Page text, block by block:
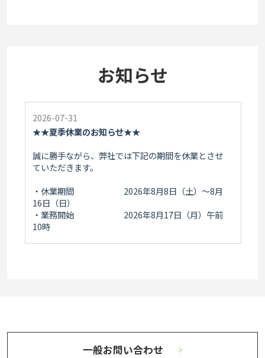
お知らせ
2026-07-31
★★夏季休業のお知らせ★★
誠に勝手ながら、弊社では下記の期間を休業とさせ
ていただきます。
・休業期間 2026年8月8日（土）～8月
16日（日）
・業務開始 2026年8月17日（月）午前
10時
皆様には大変ご不便をおかけいたしますが、何卒ご
理解の程お願い申し上げます。
一般お問い合わせ